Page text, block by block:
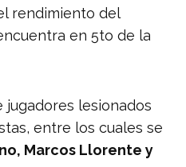
rendimiento del
en 5to de la
lesionados
entre los cuales se
Marcos Llorente y